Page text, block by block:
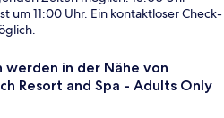
um 11:00 Uhr. Ein kontaktloser Check-
in der Nähe von
Resort and Spa - Adults Only